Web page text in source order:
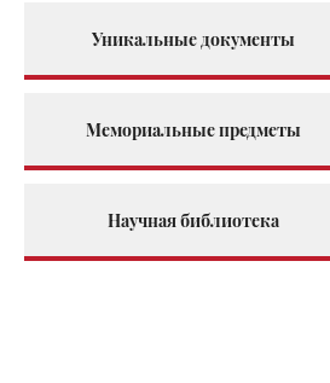
Уникальные документы
Мемориальные предметы
Научная библиотека